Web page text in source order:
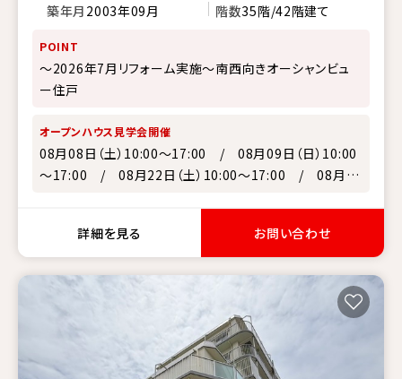
築年月 2003年09月 階数35階/42階建て
POINT
～2026年7月リフォーム実施～南西向きオーシャンビュ
ー住戸
オープンハウス見学会開催
08月08日（土）10:00～17:00 / 08月09日（日）10:00
～17:00 / 08月22日（土）10:00～17:00 / 08月23
詳細を見る お問い合わせ